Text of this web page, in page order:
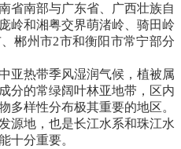
南部与广东省、广西壮族自
岭和湘粤交界萌渚岭、骑田岭
郴州市2市和衡阳市常宁部分
热带季风湿润气候，植被属
分的常绿阔叶林亚地带，区内
多样性分布极其重要的地区。
源地，也是长江水系和珠江水
十分重要。